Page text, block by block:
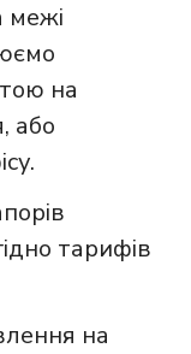
межі
на
або
тарифів
на